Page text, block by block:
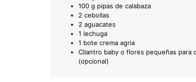
100 g pipas de calabaza
2 cebollas
2 aguacates
1 lechuga
1 bote crema agria
Cilantro baby o flores pequeñas para
(opcional)